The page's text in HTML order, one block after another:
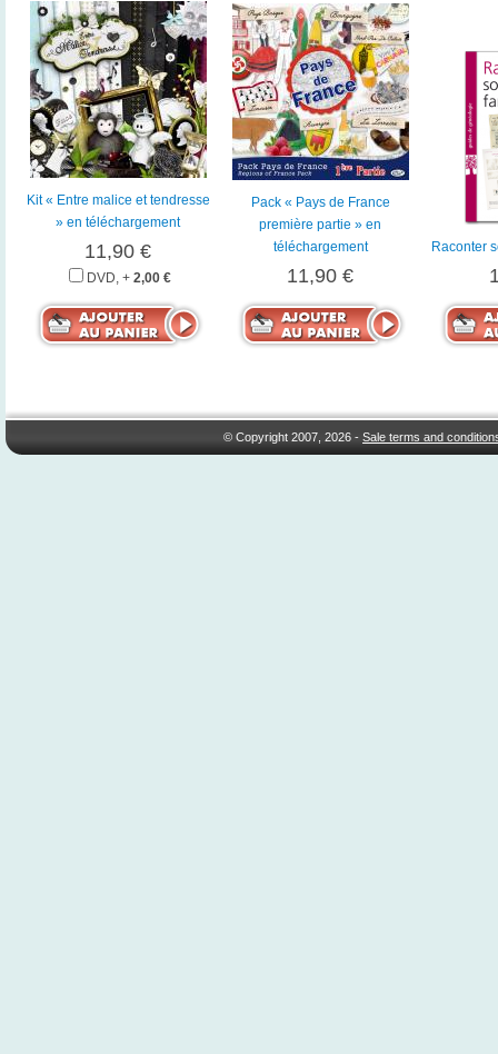
Kit « Entre malice et tendresse
» en téléchargement
11,90 €
DVD, + 2,00 €
Pack « Pays de France
première partie » en
téléchargement
11,90 €
Raconter
© Copyright 2007, 2026 -Sale terms and